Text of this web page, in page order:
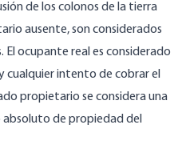
de los colonos de la tierra
ausente, son considerados
ocupante real es considerado
cualquier intento de cobrar el
propietario se considera una
absoluto de propiedad del